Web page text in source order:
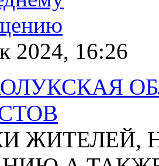
2024, 16:26
ЖИТЕЛЕЙ,